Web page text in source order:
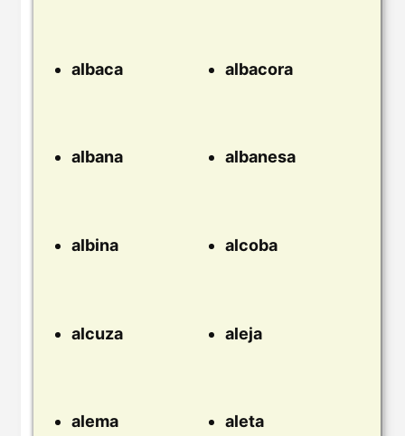
albaca albacora
albana albanesa
albina alcoba
alcuza aleja
alema aleta